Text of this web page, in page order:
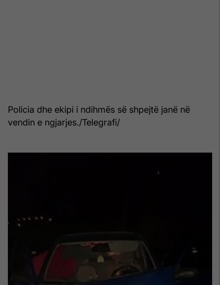
Policia dhe ekipi i ndihmës së shpejtë janë në
vendin e ngjarjes./Telegrafi/